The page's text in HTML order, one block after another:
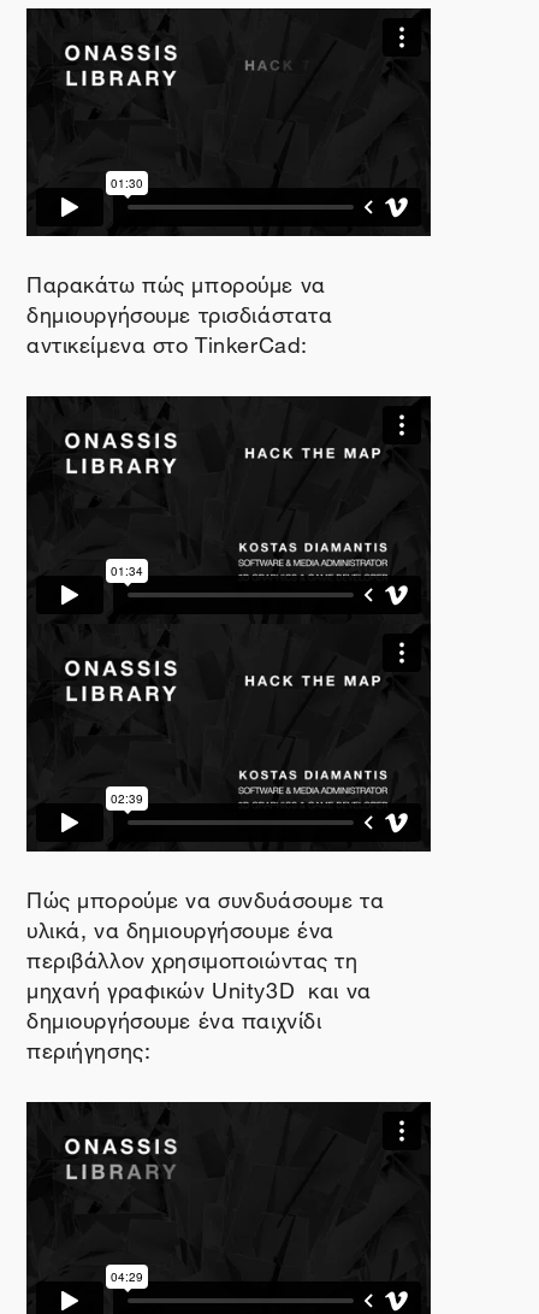
Παρακάτω πώς μπορούμε να
δημιουργήσουμε τρισδιάστατα
αντικείμενα στοTinkerCad:
Πώς μπορούμε να συνδυάσουμε τα
υλικά, να δημιουργήσουμε ένα
περιβάλλον χρησιμοποιώντας τη
μηχανή γραφικώνUnity3D και να
δημιουργήσουμε ένα παιχνίδι
περιήγησης: